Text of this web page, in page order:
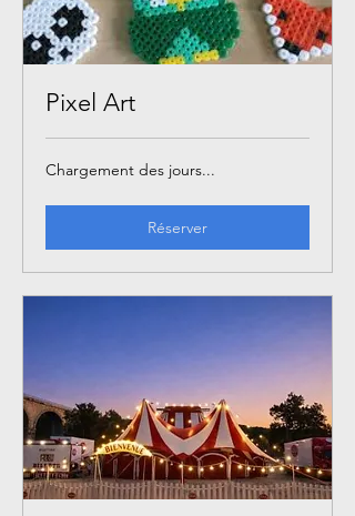
Pixel Art
Chargement des jours...
Réserver